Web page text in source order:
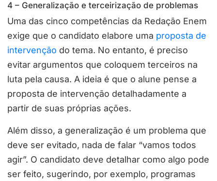
4 – Generalização e terceirização de problemas
Uma das cinco competências da Redação Enem
exige que o candidato elabore uma proposta de
intervenção do tema. No entanto, é preciso
evitar argumentos que coloquem terceiros na
luta pela causa. A ideia é que o alune pense a
proposta de intervenção detalhadamente a
partir de suas próprias ações.
Além disso, a generalização é um problema que
deve ser evitado, nada de falar “vamos todos
agir”. O candidato deve detalhar como algo pode
ser feito, sugerindo, por exemplo, programas